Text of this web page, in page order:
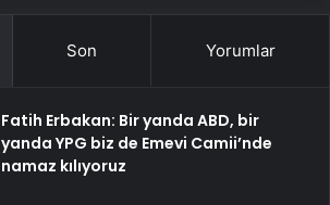
Son Yorumlar
Fatih Erbakan: Bir yanda ABD, bir
yanda YPG biz de Emevi Camii’nde
namaz kılıyoruz